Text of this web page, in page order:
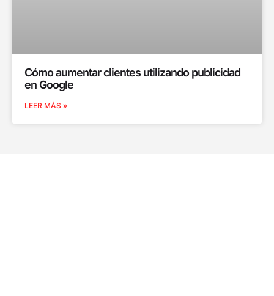
Cómo aumentar clientes utilizando publicidad
en Google
LEER MÁS »